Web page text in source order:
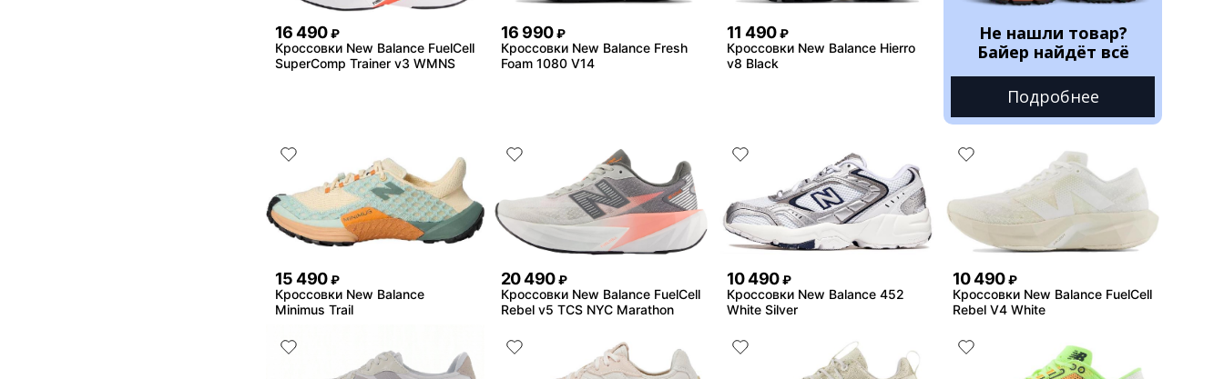
16 490 ₽
Кроссовки New Balance FuelCell
SuperComp Trainer v3 WMNS
16 990 ₽
Кроссовки New Balance Fresh
Foam 1080 V14
11 490 ₽
Кроссовки New Balance Hierro
v8 Black
Не нашли товар?
Байер найдёт всё
Подробнее
15 490 ₽
Кроссовки New Balance
Minimus Trail
20 490 ₽
Кроссовки New Balance FuelCell
Rebel v5 TCS NYC Marathon
10 490 ₽
Кроссовки New Balance 452
White Silver
10 490 ₽
Кроссовки New Balance FuelCell
Rebel V4 White